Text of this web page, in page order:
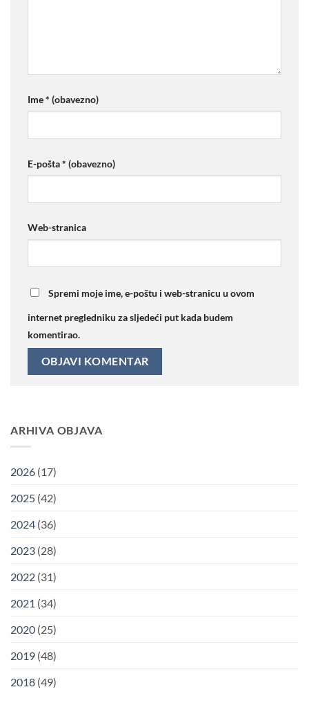
Ime* (obavezno)
E-pošta* (obavezno)
Web-stranica
Spremi moje ime, e-poštu i web-stranicu u ovom
internet pregledniku za sljedeći put kada budem
komentirao.
ARHIVA OBJAVA
2026 (17)
2025 (42)
2024 (36)
2023 (28)
2022 (31)
2021 (34)
2020 (25)
2019 (48)
2018 (49)